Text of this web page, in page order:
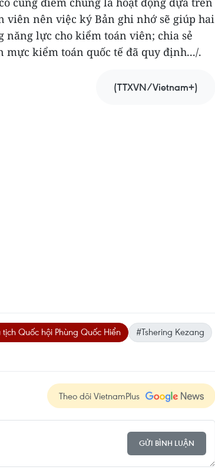
viên nên việc ký Bản ghi nhớ sẽ giúp hai
năng lực cho kiểm toán viên; chia sẻ
kiểm toán quốc tế đã quy định.../.
(TTXVN/Vietnam+)
tịch Quốc hội Phùng Quốc Hiển
#Tshering Kezang
Theo dõi VietnamPlus
GỬI BÌNH LUẬN